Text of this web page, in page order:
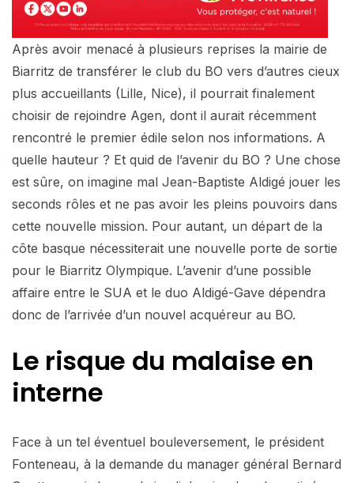
Après avoir menacé à plusieurs reprises la mairie de
Biarritz de transférer le club du BO vers d’autres cieux
plus accueillants (Lille, Nice), il pourrait finalement
choisir de rejoindre Agen, dont il aurait récemment
rencontré le premier édile selon nos informations. A
quelle hauteur ? Et quid de l’avenir du BO ? Une chose
est sûre, on imagine mal Jean-Baptiste Aldigé jouer les
seconds rôles et ne pas avoir les pleins pouvoirs dans
cette nouvelle mission. Pour autant, un départ de la
côte basque nécessiterait une nouvelle porte de sortie
pour le Biarritz Olympique. L’avenir d’une possible
affaire entre le SUA et le duo Aldigé-Gave dépendra
donc de l’arrivée d’un nouvel acquéreur au BO.
Le risque du malaise en
interne
Face à un tel éventuel bouleversement, le président
Fonteneau, à la demande du manager général Bernard